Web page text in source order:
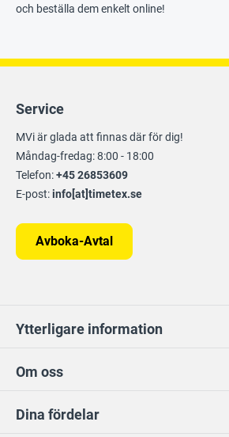
och beställa dem enkelt online!
Dina fördelar
Om oss
Service
MVi är glada att finnas där för dig!
Måndag-fredag: 8:00 - 18:00
Telefon:+45 26853609
E-post:info[at]timetex.se
Avboka-Avtal
Ytterligare information